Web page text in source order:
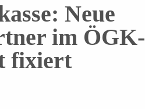
Neue
im ÖGK-
fixiert